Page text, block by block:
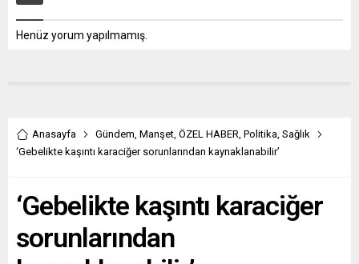
Henüz yorum yapılmamış.
Anasayfa Gündem, Manşet, ÖZEL HABER, Politika, Sağlık
‘Gebelikte kaşıntı karaciğer sorunlarından kaynaklanabilir’
‘Gebelikte kaşıntı karaciğer
sorunlarından